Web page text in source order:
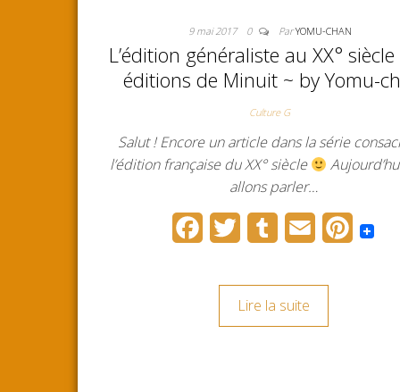
9 mai 2017 0 ParYOMU-CHAN
L’édition généraliste au XX° siècle
éditions de Minuit ~ by Yomu-
Culture G
Salut ! Encore un article dans la série
l’édition française du XX° siècle
allons parler…
i
m
a
P
Lire la suite